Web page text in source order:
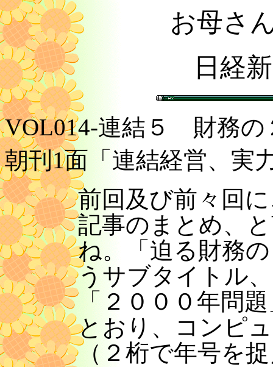
お母さ
日経
VOL014-連結５ 財務
朝刊1面「連結経営、実
前回及び前々回
記事のまとめ、
ね。「迫る財務
うサブタイトル
「２０００年問
とおり、コンピ
（２桁で年号を